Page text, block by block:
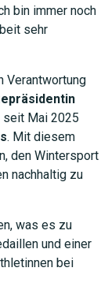
bin immer noch
sehr
Verantwortung
seit Mai 2025
. Mit diesem
den Wintersport
nachhaltig zu
was es zu
und einer
bei